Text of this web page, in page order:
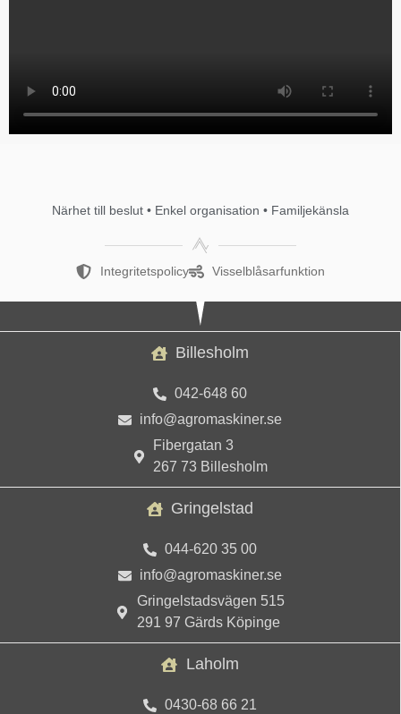
Närhet till beslut • Enkel organisation • Familjekänsla
Integritetspolicy Visselblåsarfunktion
Billesholm
042-648 60
info@agromaskiner.se
Fibergatan 3
267 73 Billesholm
Gringelstad
044-620 35 00
info@agromaskiner.se
Gringelstadsvägen 515
291 97 Gärds Köpinge
Laholm
0430-68 66 21